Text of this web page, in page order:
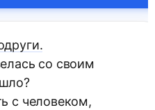
со своим
с человеком,